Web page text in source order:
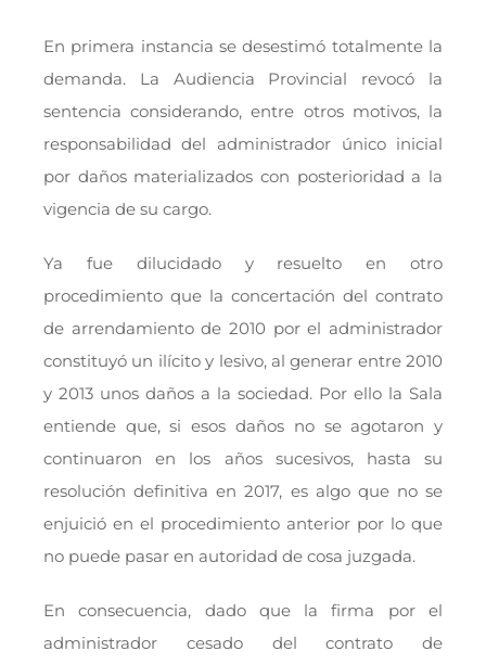
En primera instancia se desestimó totalmente la
demanda. La Audiencia Provincial revocó la
sentencia considerando, entre otros motivos, la
responsabilidad del administrador único inicial
por daños materializados con posterioridad a la
vigencia de su cargo.
Ya fue dilucidado y resuelto en otro
procedimiento que la concertación del contrato
de arrendamiento de 2010 por el administrador
constituyó un ilícito y lesivo, al generar entre 2010
y 2013 unos daños a la sociedad. Por ello la Sala
entiende que, si esos daños no se agotaron y
continuaron en los años sucesivos, hasta su
resolución definitiva en 2017, es algo que no se
enjuició en el procedimiento anterior por lo que
no puede pasar en autoridad de cosa juzgada.
En consecuencia, dado que la firma por el
administrador cesado del contrato de